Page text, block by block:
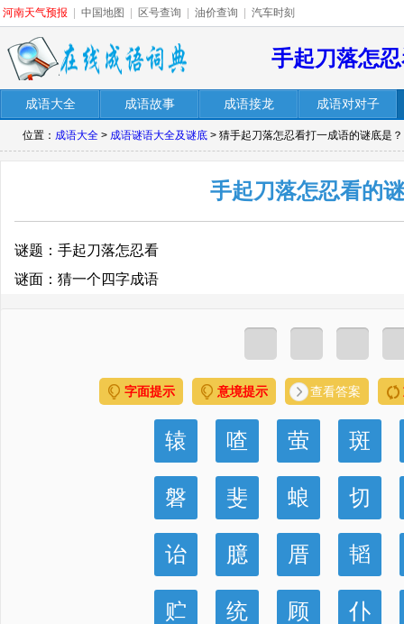
河南天气预报 中国地图 区号查询 油价查询 汽车时刻
手起刀落怎
成语大全 成语故事 成语接龙 成语对对子
位置： 成语大全 > 成语谜语大全及谜底 > 猜手起刀落怎忍看打一成语的谜底是？
手起刀落怎忍看的
谜题：手起刀落怎忍看
谜面：猜一个四字成语
字面提示 意境提示 查看答案
辕 喳 萤 斑
磐 斐 蜋 切
诒 臆 厝 韬
贮 统 顾 仆